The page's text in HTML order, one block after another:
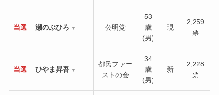
当選 瀬のぶひろ ▼ 公明党
53
歳
(男)
現
2,259
票
当選 ひやま昇吾 ▼
都民ファー
ストの会
34
歳
(男)
新
2,228
票